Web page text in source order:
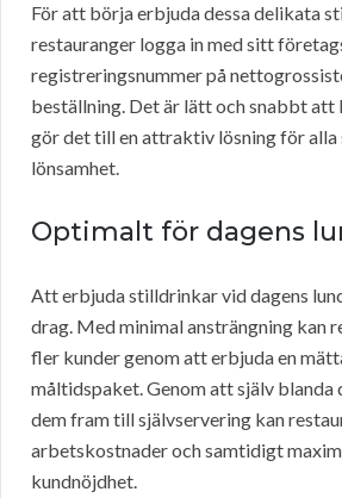
För att börja erbjuda dessa delikata
restauranger logga in med sitt
registreringsnummer på
beställning. Det är lätt och snabbt att
gör det till en attraktiv lösning för alla
lönsamhet.
Optimalt för dagens
Att erbjuda stilldrinkar vid dagens
drag. Med minimal ansträngning kan
fler kunder genom att erbjuda en
måltidspaket. Genom att själv blanda
dem fram till självservering kan
arbetskostnader och samtidigt
kundnöjdhet.